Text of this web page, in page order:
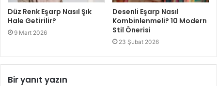
Düz Renk Eşarp Nasıl Şık
Hale Getirilir?
9 Mart 2026
Desenli Eşarp Nasıl
Kombinlenmeli? 10 Modern
Stil Önerisi
23 Şubat 2026
Bir yanıt yazın